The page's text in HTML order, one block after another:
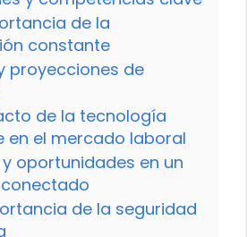
de la
constante
proyecciones de
de la tecnología
en el mercado laboral
oportunidades en un
de la seguridad